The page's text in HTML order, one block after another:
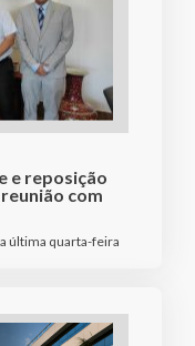
e reposição
com
última quarta-feira